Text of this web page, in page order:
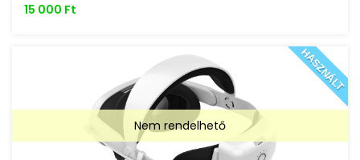
15 000 Ft
Nem rendelhető
HASZNÁLT